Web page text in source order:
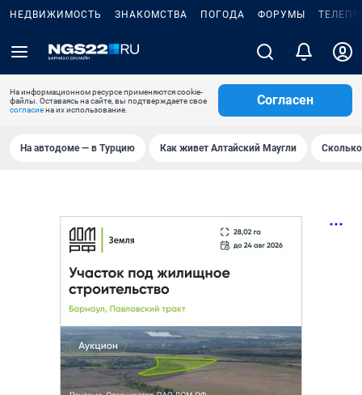
НЕДВИЖИМОСТЬ ЗНАКОМСТВА ПОГОДА ФОРУМЫ
На информационном ресурсе применяются cookie-
файлы. Оставаясь на сайте, вы подтверждаете свое
согласиена их использование.
Согласен
На автодоме — в Турцию Как живет Алтайский Маугли